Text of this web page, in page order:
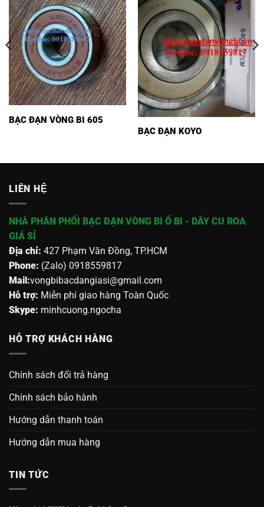
BẠC ĐẠN VÒNG BI 605
BẠC ĐẠN KOYO
LIÊN HỆ
NHÀ PHÂN PHỐI BẠC ĐẠN VÒNG BI Ổ BI - DÂY CU ROA
GIÁ SỈ
Địa chỉ: 427 Phạm Văn Đồng, TP.HCM
Phone: (Zalo) 0918559817
Mail:vongbibacdangiasi@gmail.com
Hỗ trợ: Miễn phí giao hàng Toàn Quốc
Skype: minhcuong.ngocha
HỖ TRỢ KHÁCH HÀNG
Chính sách đổi trả hàng
Chính sách bảo hành
Hướng dẫn thanh toán
Hướng dẫn mua hàng
TIN TỨC